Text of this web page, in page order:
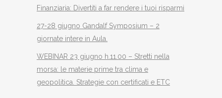
Finanziaria: Divertiti a far rendere i tuoi risparmi
27-28 giugno Gandalf Symposium – 2
giornate intere in Aula.
WEBINAR 23 giugno h.11.00 – Stretti nella
morsa: le materie prime tra clima e
geopolitica. Strategie con certificati e ETC